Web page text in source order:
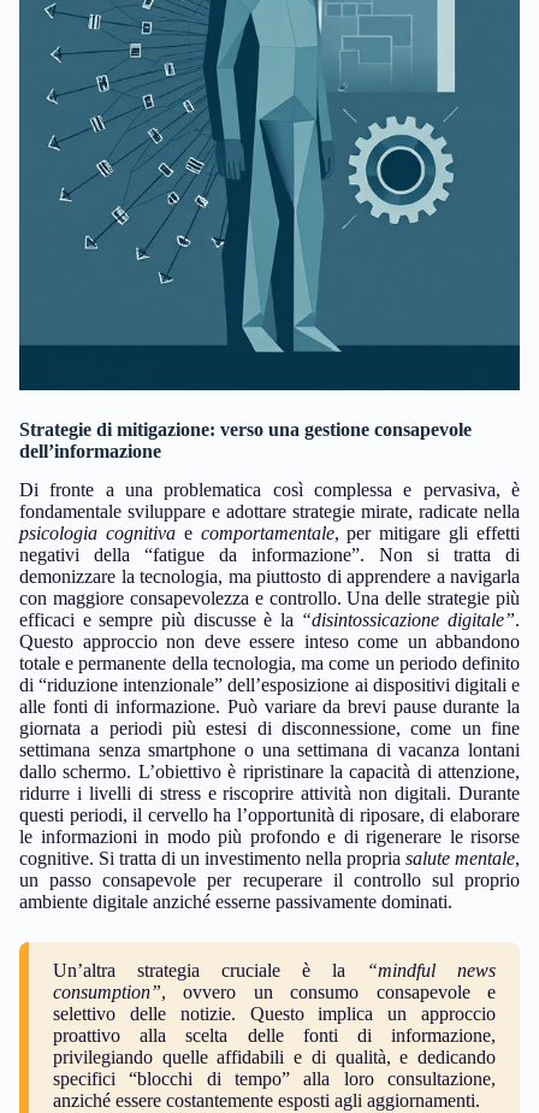
Strategie di mitigazione: verso una gestione consapevole
dell’informazione
Di fronte a una problematica così complessa e pervasiva, è
fondamentale sviluppare e adottare strategie mirate, radicate nella
psicologia cognitivae comportamentale, per mitigare gli effetti
negativi della “fatigue da informazione”. Non si tratta di
demonizzare la tecnologia, ma piuttosto di apprendere a navigarla
con maggiore consapevolezza e controllo. Una delle strategie più
efficaci e sempre più discusse è la “disintossicazione digitale”.
Questo approccio non deve essere inteso come un abbandono
totale e permanente della tecnologia, ma come un periodo definito
di “riduzione intenzionale” dell’esposizione ai dispositivi digitali e
alle fonti di informazione. Può variare da brevi pause durante la
giornata a periodi più estesi di disconnessione, come un fine
settimana senza smartphone o una settimana di vacanza lontani
dallo schermo. L’obiettivo è ripristinare la capacità di attenzione,
ridurre i livelli di stress e riscoprire attività non digitali. Durante
questi periodi, il cervello ha l’opportunità di riposare, di elaborare
le informazioni in modo più profondo e di rigenerare le risorse
cognitive. Si tratta di un investimento nella propria salute mentale,
un passo consapevole per recuperare il controllo sul proprio
ambiente digitale anziché esserne passivamente dominati.
Un’altra strategia cruciale è la
“mindful news
consumption”, ovvero un consumo consapevole e
selettivo delle notizie. Questo implica un approccio
proattivo alla scelta delle fonti di informazione,
privilegiando quelle affidabili e di qualità, e dedicando
specifici “blocchi di tempo” alla loro consultazione,
anziché essere costantemente esposti agli aggiornamenti.